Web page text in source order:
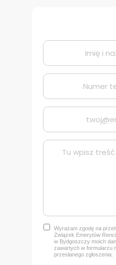
Wyrażam zgodę na
Związek Emerytów
w Bydgoszczy moich
zawartych w formularzu
przesłanego zgłoszenia.